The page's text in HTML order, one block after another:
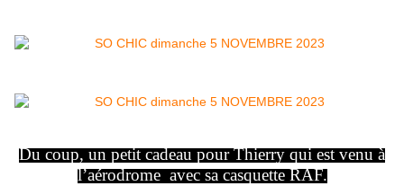
Du coup, un petit cadeau pour Thierry qui est venu à
l’aérodrome avec sa casquette RAF.